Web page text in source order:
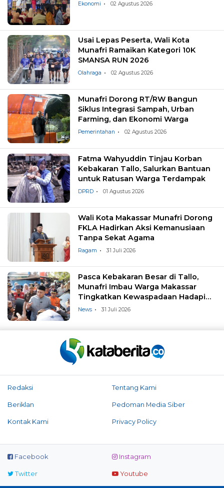
Ekonomi 02 Agustus 2026
Usai Lepas Peserta, Wali Kota
Munafri Ramaikan Kategori 10K
SMANSA RUN 2026
Olahraga 02 Agustus 2026
Munafri Dorong RT/RW Bangun
Siklus Integrasi Sampah, Urban
Farming, dan Ekonomi Warga
Pemerintahan 02 Agustus 2026
Fatma Wahyuddin Tinjau Korban
Kebakaran Tallo, Salurkan Bantuan
untuk Ratusan Warga Terdampak
DPRD 01 Agustus 2026
Wali Kota Makassar Munafri Dorong
FKLA Hadirkan Aksi Kemanusiaan
Tanpa Sekat Agama
Ragam 31 Juli 2026
Pasca Kebakaran Besar di Tallo,
Munafri Imbau Warga Makassar
Tingkatkan Kewaspadaan Hadapi
Musim Kemarau
News 31 Juli 2026
Redaksi Tentang Kami
Beriklan Pedoman Media Siber
Kontak Kami Privacy Policy
Facebook Instagram
Twitter Youtube